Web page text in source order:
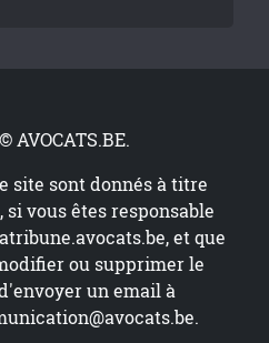
AVOCATS.BE.
site sont donnés à titre
vous êtes responsable
, et que
ou supprimer le
un email à
.